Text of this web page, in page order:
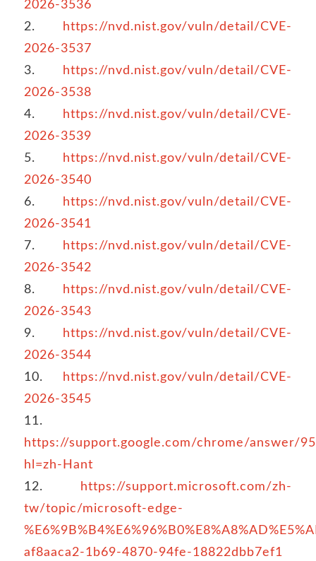
2026-3536
2.
https://nvd.nist.gov/vuln/detail/CVE-
2026-3537
3.
https://nvd.nist.gov/vuln/detail/CVE-
2026-3538
4.
https://nvd.nist.gov/vuln/detail/CVE-
2026-3539
5.
https://nvd.nist.gov/vuln/detail/CVE-
2026-3540
6.
https://nvd.nist.gov/vuln/detail/CVE-
2026-3541
7.
https://nvd.nist.gov/vuln/detail/CVE-
2026-3542
8.
https://nvd.nist.gov/vuln/detail/CVE-
2026-3543
9.
https://nvd.nist.gov/vuln/detail/CVE-
2026-3544
10.
https://nvd.nist.gov/vuln/detail/CVE-
2026-3545
11.
https://support.google.com/chrome/answer/
hl=zh-Hant
12.
https://support.microsoft.com/zh-
tw/topic/microsoft-edge-
af8aaca2-1b69-4870-94fe-18822dbb7ef1